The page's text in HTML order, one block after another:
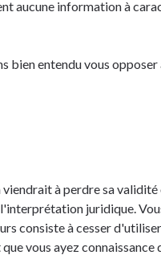
aucune information à
entendu vous
à perdre sa
juridique.
consiste à cesser
vous ayez